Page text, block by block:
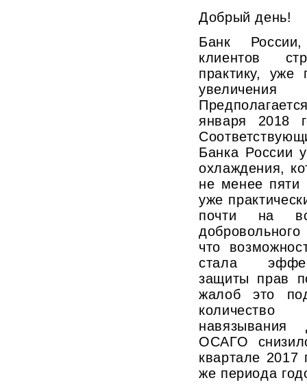
Добрый день!
Банк
клиентов
практику, уже
увеличения
января 2018
Банка России
охлаждения,
не менее пяти
уже
почти на
что
стала
защиты прав
жалоб это
навязывания
ОСАГО
квартале 2017
же периода